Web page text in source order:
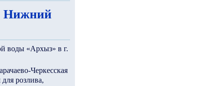
Нижний
воды «Архыз» в г.
Черкесская
розлива,